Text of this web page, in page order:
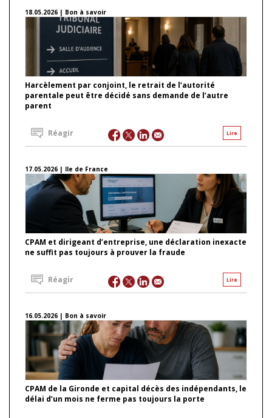
18.05.2026 | Bon à savoir
Harcèlement par conjoint, le retrait de l’autorité
parentale peut être décidé sans demande de l’autre
parent
Lire
Réagir
17.05.2026 | Ile de France
CPAM et dirigeant d’entreprise, une déclaration inexacte
ne suffit pas toujours à prouver la fraude
Lire
Réagir
16.05.2026 | Bon à savoir
CPAM de la Gironde et capital décès des indépendants, le
délai d’un mois ne ferme pas toujours la porte